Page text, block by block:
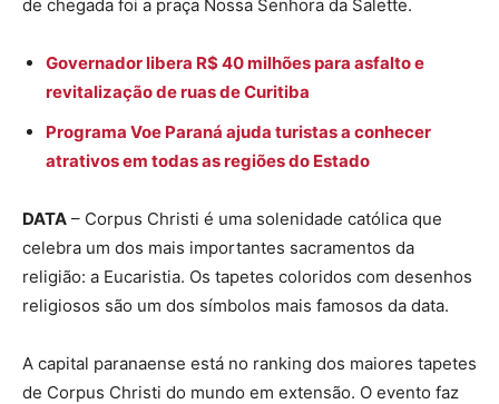
de chegada foi a praça Nossa Senhora da Salette.
Governador libera R$ 40 milhões para asfalto e
revitalização de ruas de Curitiba
Programa Voe Paraná ajuda turistas a conhecer
atrativos em todas as regiões do Estado
DATA – Corpus Christi é uma solenidade católica que
celebra um dos mais importantes sacramentos da
religião: a Eucaristia. Os tapetes coloridos com desenhos
religiosos são um dos símbolos mais famosos da data.
A capital paranaense está no ranking dos maiores tapetes
de Corpus Christi do mundo em extensão. O evento faz